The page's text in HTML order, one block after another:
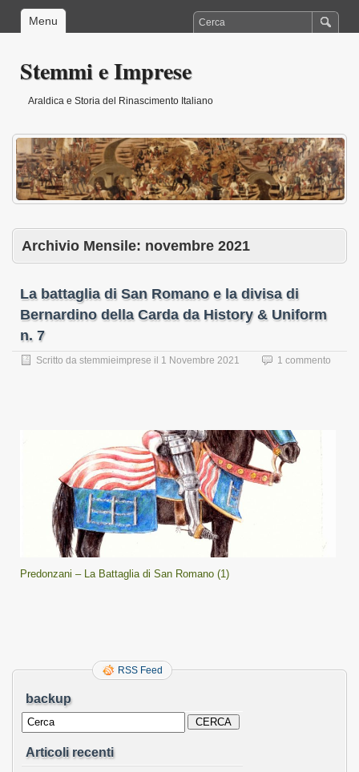
Menu
Stemmi e Imprese
Araldica e Storia del Rinascimento Italiano
Archivio Mensile: novembre 2021
La battaglia di San Romano e la divisa di
Bernardino della Carda da History & Uniform
n. 7
Scritto da stemmieimprese il 1 Novembre 2021 1 commento
Predonzani – La Battaglia di San Romano (1)
RSS Feed
backup
Articoli recenti